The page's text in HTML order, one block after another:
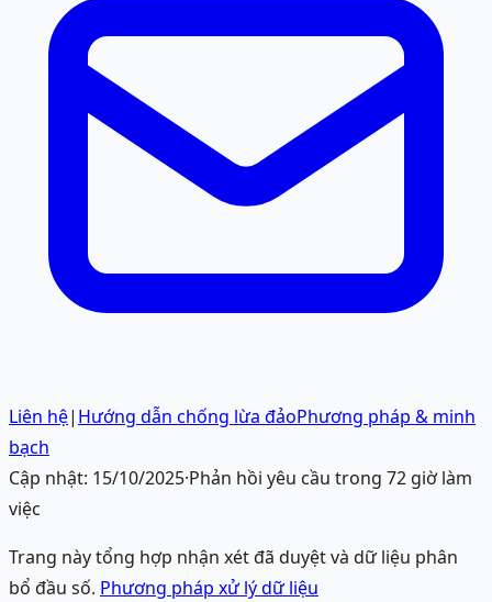
Liên hệ| Hướng dẫn chống lừa đảoPhương pháp & minh
bạch
Cập nhật: 15/10/2025·Phản hồi yêu cầu trong 72 giờ làm
việc
Trang này tổng hợp nhận xét đã duyệt và dữ liệu phân
bổ đầu số. Phương pháp xử lý dữ liệu